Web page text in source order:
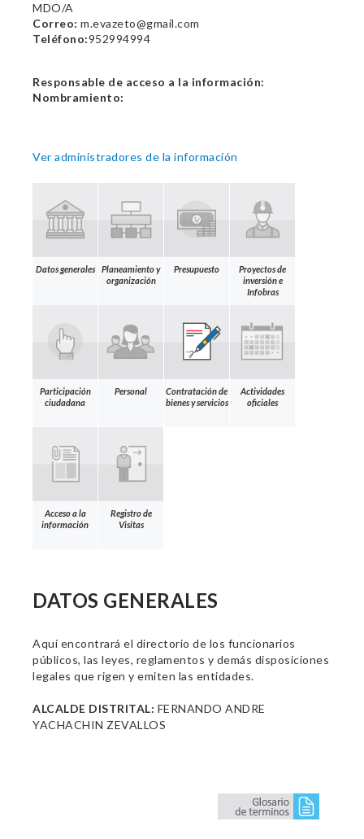
MDO/A
Correo: m.evazeto@gmail.com
Teléfono:952994994
Responsable de acceso a la información:
Nombramiento:
Ver administradores de la información
Datos generales
Planeamiento y
organización
Presupuesto
Proyectos de
inversión e
Infobras
Participación
ciudadana
Personal
Contratación de
bienes y servicios
Actividades
oficiales
Acceso a la
información
Registro de
Visitas
DATOS GENERALES
Aquí encontrará el directorio de los funcionarios
públicos, las leyes, reglamentos y demás disposiciones
legales que rigen y emiten las entidades.
ALCALDE DISTRITAL: FERNANDO ANDRE
YACHACHIN ZEVALLOS